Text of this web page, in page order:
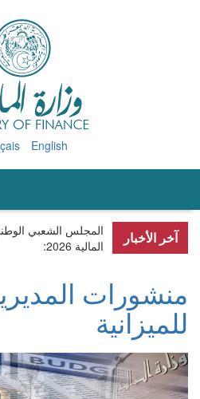
English
آخر الأخبار
المجلس الشعبي
المالية 2026
:
منشورات
للميزانية